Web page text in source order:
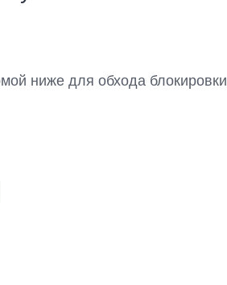
ниже для обхода блокировки